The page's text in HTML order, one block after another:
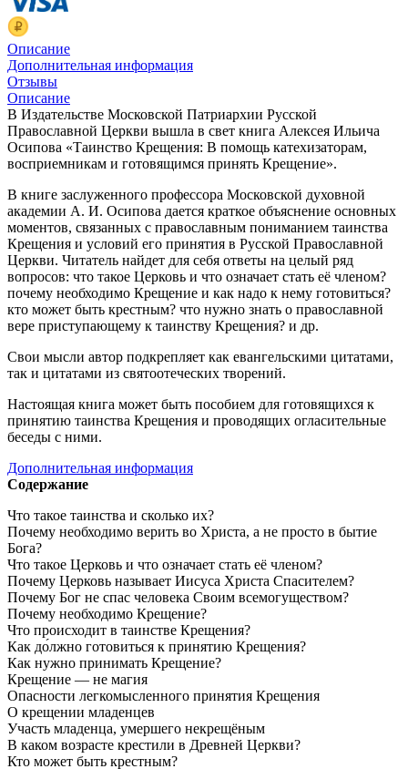
Описание
Дополнительная информация
Отзывы
Описание
В Издательстве Московской Патриархии Русской
Православной Церкви вышла в свет книга Алексея Ильича
Осипова «Таинство Крещения: В помощь катехизаторам,
восприемникам и готовящимся принять Крещение».
В книге заслуженного профессора Московской духовной
академии А. И. Осипова дается краткое объяснение основных
моментов, связанных с православным пониманием таинства
Крещения и условий его принятия в Русской Православной
Церкви. Читатель найдет для себя ответы на целый ряд
вопросов: что такое Церковь и что означает стать её членом?
почему необходимо Крещение и как надо к нему готовиться?
кто может быть крестным? что нужно знать о православной
вере приступающему к таинству Крещения? и др.
Свои мысли автор подкрепляет как евангельскими цитатами,
так и цитатами из святоотеческих творений.
Настоящая книга может быть пособием для готовящихся к
принятию таинства Крещения и проводящих огласительные
беседы с ними.
Дополнительная информация
Содержание
Что такое таинства и сколько их?
Почему необходимо верить во Христа, а не просто в бытие
Бога?
Что такое Церковь и что означает стать её членом?
Почему Церковь называет Иисуса Христа Спасителем?
Почему Бог не спас человека Своим всемогуществом?
Почему необходимо Крещение?
Что происходит в таинстве Крещения?
Как до́лжно готовиться к принятию Крещения?
Как нужно принимать Крещение?
Крещение — не магия
Опасности легкомысленного принятия Крещения
О крещении младенцев
Участь младенца, умершего некрещёным
В каком возрасте крестили в Древней Церкви?
Кто может быть крестным?